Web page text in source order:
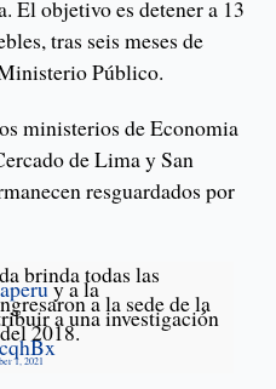
El objetivo es detener a 13
tras seis meses de
Público.
ministerios de Economia
de Lima y San
resguardados por
brinda todas las
y a laa la sede de la
a una investigación
2018.
1, 2021